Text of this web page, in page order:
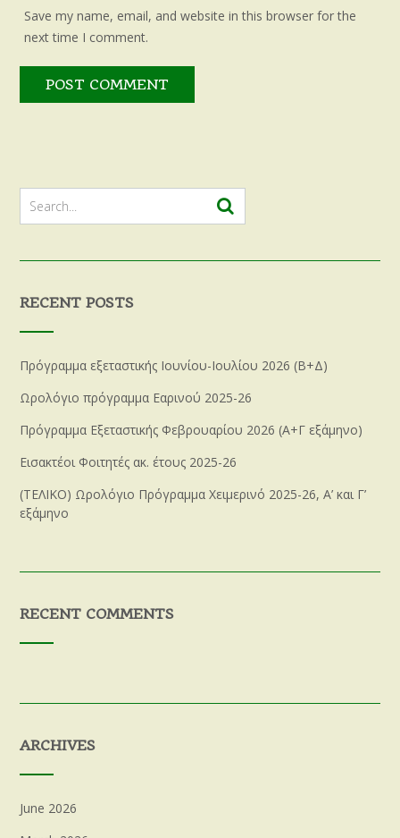
Save my name, email, and website in this browser for the
next time I comment.
RECENT POSTS
Πρόγραμμα εξεταστικής Ιουνίου-Ιουλίου 2026 (Β+Δ)
Ωρολόγιο πρόγραμμα Εαρινού 2025-26
Πρόγραμμα Εξεταστικής Φεβρουαρίου 2026 (Α+Γ εξάμηνο)
Εισακτέοι Φοιτητές ακ. έτους 2025-26
(ΤΕΛΙΚΟ) Ωρολόγιο Πρόγραμμα Χειμερινό 2025-26, Α’ και Γ’
εξάμηνο
RECENT COMMENTS
ARCHIVES
June 2026